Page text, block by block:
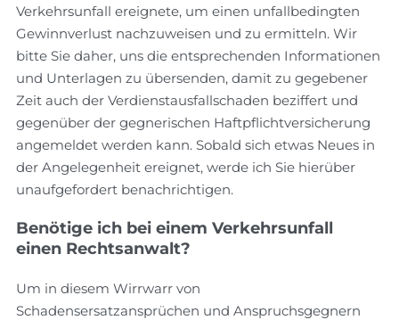
Verkehrsunfall ereignete, um einen unfallbedingten
Gewinnverlust nachzuweisen und zu ermitteln. Wir
bitte Sie daher, uns die entsprechenden Informationen
und Unterlagen zu übersenden, damit zu gegebener
Zeit auch der Verdienstausfallschaden beziffert und
gegenüber der gegnerischen Haftpflichtversicherung
angemeldet werden kann. Sobald sich etwas Neues in
der Angelegenheit ereignet, werde ich Sie hierüber
unaufgefordert benachrichtigen.
Benötige ich bei einem Verkehrsunfall
einen Rechtsanwalt?
Um in diesem Wirrwarr von
Schadensersatzansprüchen und Anspruchsgegnern